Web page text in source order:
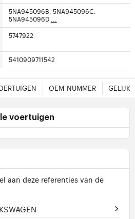
5NA945096B, 5NA945096C,
5NA945096D ...
5747922
5410909711542
OEM-NUMMER
voertuigen
aan deze referenties van de